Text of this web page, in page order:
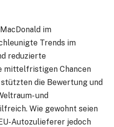
im
Trends im
reduzierte
mittelfristigen Chancen
die Bewertung und
und
Wie gewohnt seien
Autozulieferer jedoch